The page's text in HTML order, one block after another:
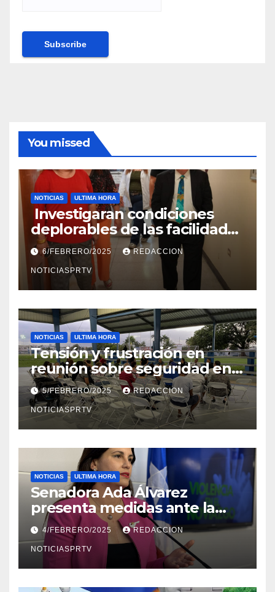
You missed
NOTICIAS ULTIMA HORA
Investigaran condiciones
deplorables de las facilidades
el Departamento de la Salud
en Mayagüez
6/FEBRERO/2025 REDACCION
NOTICIASPRTV
NOTICIAS ULTIMA HORA
Tensión y frustración en
reunión sobre seguridad en
Reparto Metropolitano
5/FEBRERO/2025 REDACCION
NOTICIASPRTV
NOTICIAS ULTIMA HORA
Senadora Ada Álvarez
presenta medidas ante la
violencia en el noviazgo
4/FEBRERO/2025 REDACCION
NOTICIASPRTV